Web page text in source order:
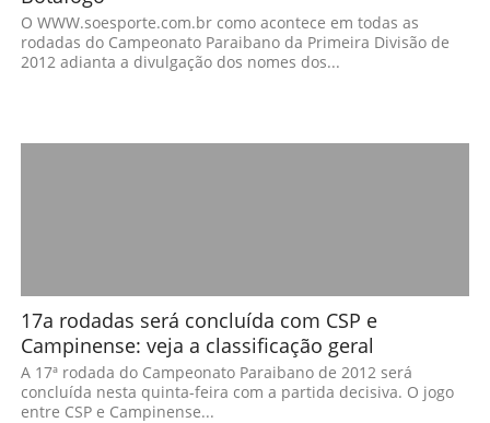
O WWW.soesporte.com.br como acontece em todas as
rodadas do Campeonato Paraibano da Primeira Divisão de
2012 adianta a divulgação dos nomes dos...
17a rodadas será concluída com CSP e
Campinense: veja a classificação geral
A 17ª rodada do Campeonato Paraibano de 2012 será
concluída nesta quinta-feira com a partida decisiva. O jogo
entre CSP e Campinense...